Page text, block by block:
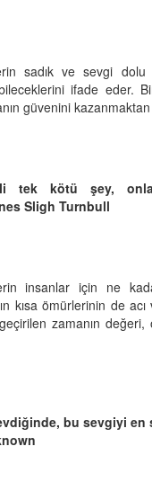
sadık ve sevgi dolu
ifade eder.
güvenini kazanmaktan
tek kötü şey,
Sligh Turnbull
insanlar için ne
kısa ömürlerinin de
zamanın değeri,
bu sevgiyi en